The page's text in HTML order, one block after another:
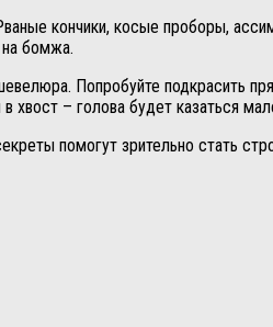
кончики, косые проборы,
на бомжа.
Попробуйте подкрасить
хвост – голова будет казаться
помогут зрительно стать